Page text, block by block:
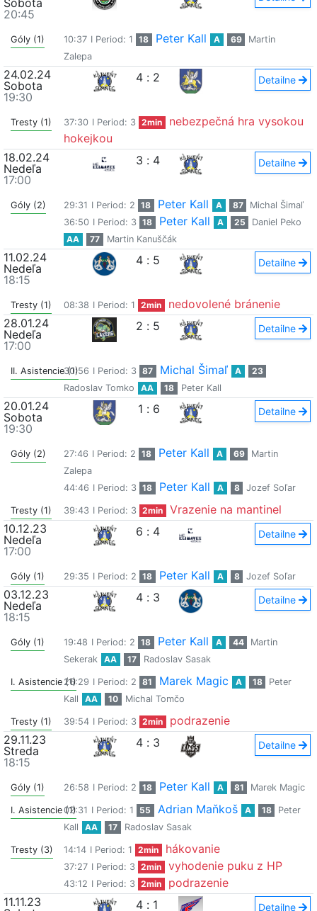
Sobota
20:45
Góly (1) 10:37 I Period: 1 18 Peter Kall A 69
Martin
Zalepa
24.02.24
Sobota
19:30
4 : 2 Detailne
Tresty (1) 37:30 I Period: 3 2min
nebezpečná hra vysokou
hokejkou
18.02.24
Nedeľa
17:00
3 : 4 Detailne
Góly (2) 29:31 I Period: 2 18 Peter Kall A 87
Michal Šimaľ
36:50 I Period: 3 18 Peter Kall A 25
Daniel Peko
AA
77 Martin Kanuščák
11.02.24
Nedeľa
18:15
4 : 5 Detailne
Tresty (1) 08:38 I Period: 1 2min
nedovolené bránenie
28.01.24
Nedeľa
17:00
2 : 5 Detailne
II. Asistencie (1)
30:56 I Period: 3 87 Michal Šimaľ A
23
Radoslav Tomko
AA 18 Peter Kall
20.01.24
Sobota
19:30
1 : 6 Detailne
Góly (2) 27:46 I Period: 2 18 Peter Kall A 69
Martin
Zalepa
44:46 I Period: 3 18 Peter Kall A 8 Jozef Soľar
Tresty (1) 39:43 I Period: 3 2min
Vrazenie na mantinel
10.12.23
Nedeľa
17:00
6 : 4 Detailne
Góly (1) 29:35 I Period: 2 18 Peter Kall A 8 Jozef Soľar
03.12.23
Nedeľa
18:15
4 : 3 Detailne
Góly (1) 19:48 I Period: 2 18 Peter Kall A 44
Martin
Sekerak
AA 17 Radoslav Sasak
I. Asistencie (1)26:29 I Period: 2 81 Marek Magic A 18
Peter
Kall
AA 10 Michal Tomčo
Tresty (1) 39:54 I Period: 3 2min
podrazenie
29.11.23
Streda
18:15
4 : 3 Detailne
Góly (1) 26:58 I Period: 2 18 Peter Kall A 81 Marek Magic
I. Asistencie (1)02:31 I Period: 1 55 Adrian Maňkoš A 18
Peter
Kall
AA 17 Radoslav Sasak
Tresty (3) 14:14 I Period: 1 2min hákovanie
37:27 I Period: 3 2min vyhodenie puku z HP
43:12 I Period: 3 2min
podrazenie
11.11.23
4 : 1 Detailne